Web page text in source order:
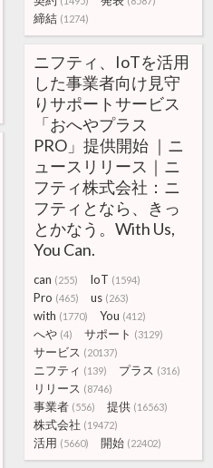
締結 (1274)
ニフティ、IoTを活用
した事業者向け見守
りサポートサービス
「おへやプラス
PRO」提供開始 ｜ニ
ュースリリース｜ニ
フティ株式会社：ニ
フティとなら、きっ
とかなう。With Us,
You Can.
can (255) IoT (1594)
Pro (465) us (263)
with (1770) You (412)
へや (4) サポート (3129)
サービス (20137)
ニフティ (139) プラス (316)
リリース (8746)
事業者 (556) 提供 (16563)
株式会社 (19472)
活用 (5660) 開始 (22402)